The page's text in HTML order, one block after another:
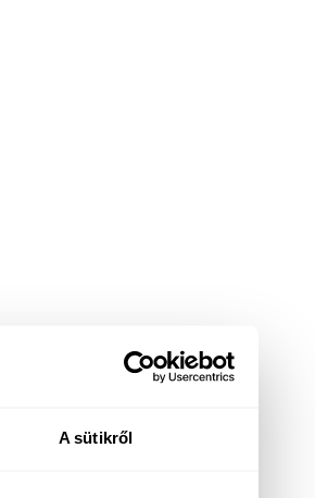
A sütikről